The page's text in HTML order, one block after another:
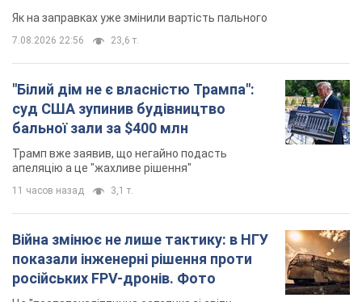
Як на заправках уже змінили вартість пального
7.08.2026 22:56 23,6 т.
"Білий дім не є власністю Трампа":
суд США зупинив будівництво
бальної зали за $400 млн
Трамп вже заявив, що негайно подасть
апеляцію а це "жахливе рішення"
11 часов назад 3,1 т.
Війна змінює не лише тактику: в НГУ
показали інженерні рішення проти
російських FPV-дронів. Фото